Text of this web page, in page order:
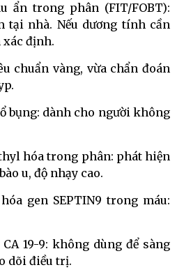
ẩn trong phân (FIT/FOBT):
tại nhà. Nếu dương tính cần
xác định.
chuẩn vàng, vừa chẩn đoán
bụng: dành cho người không
hóa trong phân: phát hiện
u, độ nhạy cao.
gen SEPTIN9 trong máu:
19-9: không dùng để sàng
dõi điều trị.